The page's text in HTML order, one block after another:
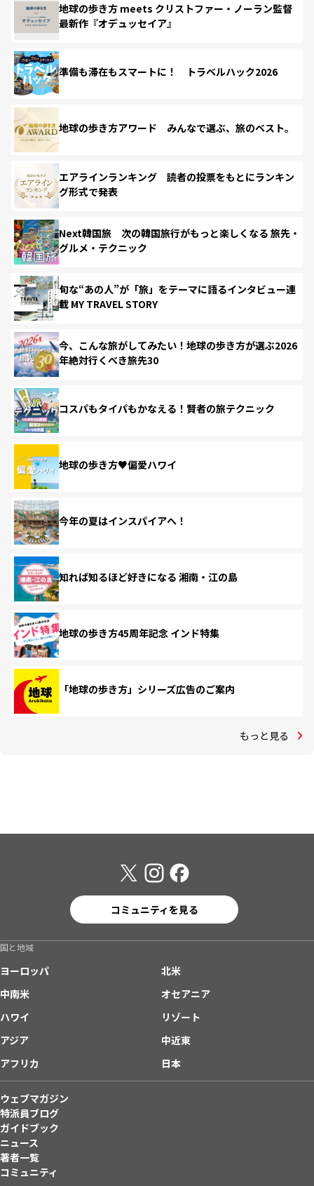
地球の歩き方 meets クリストファー・ノーラン監督
最新作『オデュッセイア』
準備も滞在もスマートに！ トラベルハック2026
地球の歩き方アワード みんなで選ぶ、旅のベスト。
エアラインランキング 読者の投票をもとにランキン
グ形式で発表
Next韓国旅 次の韓国旅行がもっと楽しくなる 旅先・
グルメ・テクニック
旬な“あの人”が「旅」をテーマに語るインタビュー連
載 MY TRAVEL STORY
今、こんな旅がしてみたい！地球の歩き方が選ぶ2026
年絶対行くべき旅先30
コスパもタイパもかなえる！賢者の旅テクニック
地球の歩き方♥偏愛ハワイ
今年の夏はインスパイアへ！
知れば知るほど好きになる 湘南・江の島
地球の歩き方45周年記念 インド特集
「地球の歩き方」シリーズ広告のご案内
もっと見る
コミュニティを見る
国と地域
ヨーロッパ
北米
中南米
オセアニア
ハワイ
リゾート
アジア
中近東
アフリカ
日本
ウェブマガジン
特派員ブログ
ガイドブック
ニュース
著者一覧
コミュニティ